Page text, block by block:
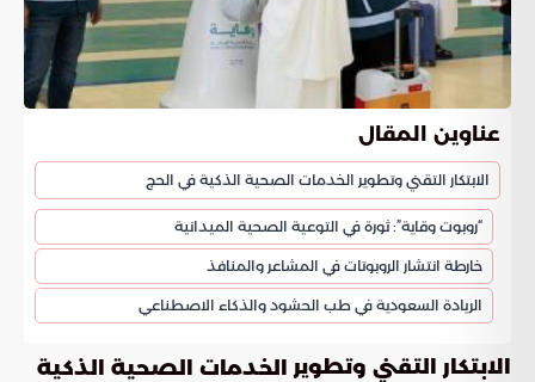
عناوين المقال
الابتكار التقني وتطوير الخدمات الصحية الذكية في الحج
“روبوت وقاية”: ثورة في التوعية الصحية الميدانية
خارطة انتشار الروبوتات في المشاعر والمنافذ
الريادة السعودية في طب الحشود والذكاء الاصطناعي
الابتكار التقني وتطوير
الخدمات الصحية الذكية